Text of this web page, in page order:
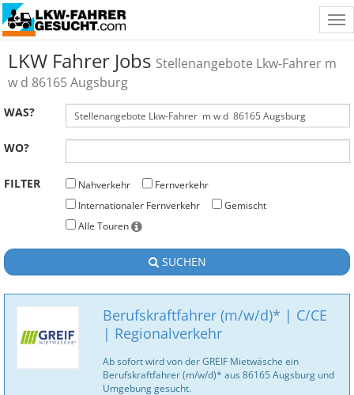
LKW Fahrer Jobs Stellenangebote Lkw-Fahrer m
w d 86165 Augsburg
WAS?
WO?
FILTER Nahverkehr
Fernverkehr
Internationaler Fernverkehr
Gemischt
Alle Touren
SUCHEN
Berufskraftfahrer (m/w/d)* | C/CE
| Regionalverkehr
Ab sofort wird von der GREIF Mietwäsche ein
Berufskraftfahrer (m/w/d)* aus 86165 Augsburg und
Umgebung gesucht.